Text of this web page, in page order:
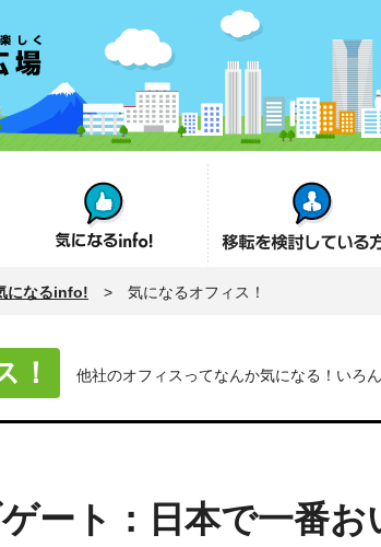
になるinfo! > 気になるオフィス！
！ 他社のオフィスってなんか気になる！いろ
ート：日本で一番